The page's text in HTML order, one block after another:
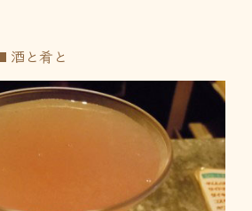
酒と肴と